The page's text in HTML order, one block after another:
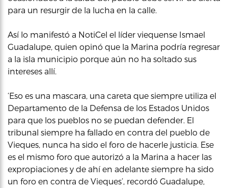
para un resurgir de la lucha en la calle.
Así lo manifestó a NotiCel el líder viequense Ismael
Guadalupe, quien opinó que la Marina podría regresar
a la isla municipio porque aún no ha soltado sus
intereses allí.
‘Eso es una mascara, una careta que siempre utiliza el
Departamento de la Defensa de los Estados Unidos
para que los pueblos no se puedan defender. El
tribunal siempre ha fallado en contra del pueblo de
Vieques, nunca ha sido el foro de hacerle justicia. Ese
es el mismo foro que autorizó a la Marina a hacer las
expropiaciones y de ahí en adelante siempre ha sido
un foro en contra de Vieques’, recordó Guadalupe,